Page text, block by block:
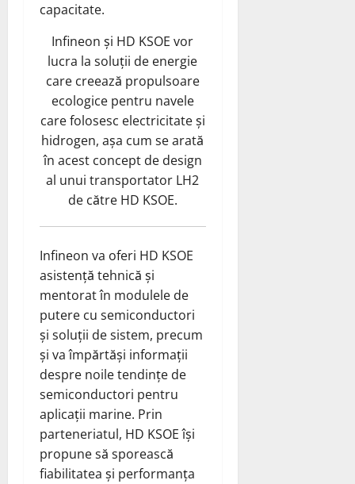
capacitate.
Infineon și HD KSOE vor
lucra la soluții de energie
care creează propulsoare
ecologice pentru navele
care folosesc electricitate și
hidrogen, așa cum se arată
în acest concept de design
al unui transportator LH2
de către HD KSOE.
Infineon va oferi HD KSOE
asistență tehnică și
mentorat în modulele de
putere cu semiconductori
și soluții de sistem, precum
și va împărtăși informații
despre noile tendințe de
semiconductori pentru
aplicații marine. Prin
parteneriatul, HD KSOE își
propune să sporească
fiabilitatea și performanța